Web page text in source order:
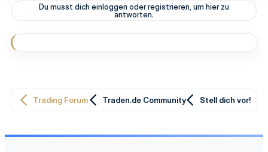
Du musst dich einloggen oder registrieren, um hier zu
antworten.
Trading Forum Traden.de Community Stell dich vor!